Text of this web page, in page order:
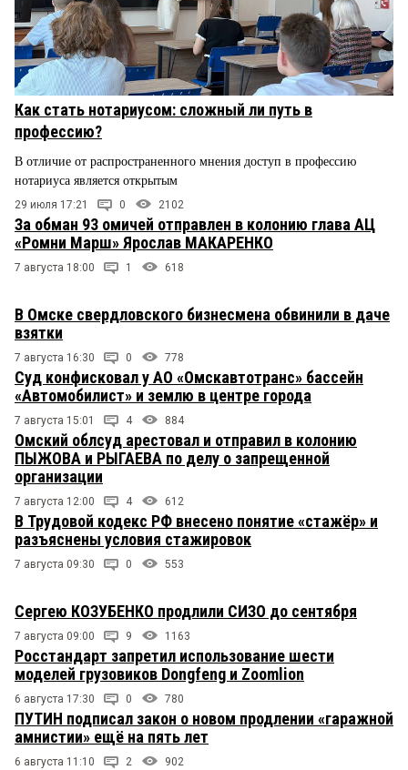
Как стать нотариусом: сложный ли путь в
профессию?
В отличие от распространенного мнения доступ в профессию
нотариуса является открытым
29 июля 17:21 0 2102
За обман 93 омичей отправлен в колонию глава АЦ
«Ромни Марш» Ярослав МАКАРЕНКО
7 августа 18:00 1 618
В Омске свердловского бизнесмена обвинили в даче
взятки
7 августа 16:30 0 778
Суд конфисковал у АО «Омскавтотранс» бассейн
«Автомобилист» и землю в центре города
7 августа 15:01 4 884
Омский облсуд арестовал и отправил в колонию
ПЫЖОВА и РЫГАЕВА по делу о запрещенной
организации
7 августа 12:00 4 612
В Трудовой кодекс РФ внесено понятие «стажёр» и
разъяснены условия стажировок
7 августа 09:30 0 553
Сергею КОЗУБЕНКО продлили СИЗО до сентября
7 августа 09:00 9 1163
Росстандарт запретил использование шести
моделей грузовиков Dongfeng и Zoomlion
6 августа 17:30 0 780
ПУТИН подписал закон о новом продлении «гаражной
амнистии» ещё на пять лет
6 августа 11:10 2 902